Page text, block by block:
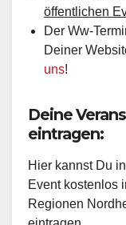
öffentlichen
Der Ww-
Deiner
uns!
Deine
eintragen:
Hier kannst Du
Event kostenlos
Regionen